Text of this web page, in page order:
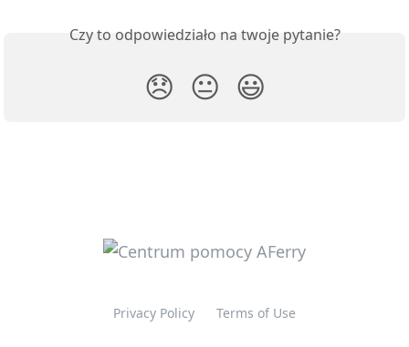
Czy to odpowiedziało na twoje pytanie?
😞 😐 😃
Privacy Policy Terms of Use